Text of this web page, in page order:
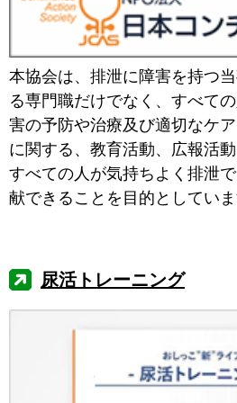
本協会は、排泄に障害を持つ
る専門職だけでなく、すべて
害の予防や治療及び適切なケ
に関する、教育活動、広報活
すべての人が気持ちよく排泄
献できることを目的としていま
尿活トレーニング